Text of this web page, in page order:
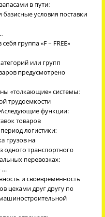
в пути:
базисные условия поставки
группа «F – FRЕЕ»
или групп
предусмотрено
«толкающие» системы:
трудоемкости
функции:
товаров
логистики:
грузов на
транспортного
перевозках:
…
и своевременность
цехами друг другу по